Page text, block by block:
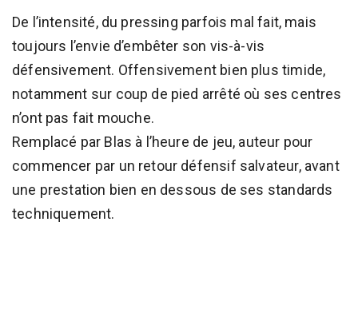
De l’intensité, du pressing parfois mal fait, mais
toujours l’envie d’embêter son vis-à-vis
défensivement. Offensivement bien plus timide,
notamment sur coup de pied arrêté où ses centres
n’ont pas fait mouche.
Remplacé par Blas à l’heure de jeu, auteur pour
commencer par un retour défensif salvateur, avant
une prestation bien en dessous de ses standards
techniquement.